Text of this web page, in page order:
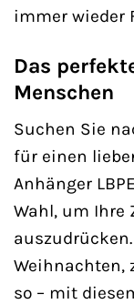
immer wieder
Das
Menschen
Suchen Sie
für einen
Anhänger
Wahl, um Ihre
Weihnachten,
so – mit